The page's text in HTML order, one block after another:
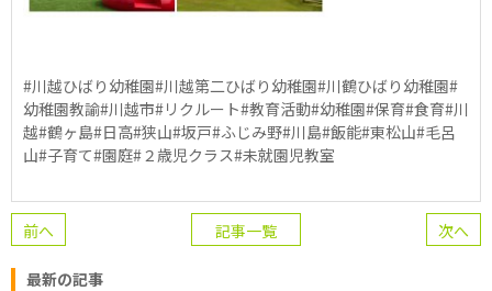
#川越ひばり幼稚園#川越第二ひばり幼稚園#川鶴ひばり幼稚園#
幼稚園教諭#川越市#リクルート#教育活動#幼稚園#保育#食育#川
越#鶴ヶ島#日高#狭山#坂戸#ふじみ野#川島#飯能#東松山#毛呂
山#子育て#園庭#２歳児クラス#未就園児教室
前へ 次へ
記事一覧
最新の記事